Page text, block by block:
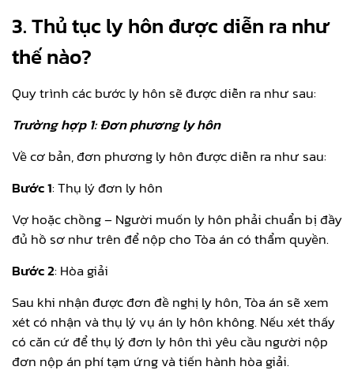
3.Thủ tục ly hôn được diễn ra như
thế nào?
Quy trình các bước ly hôn sẽ được diễn ra như sau:
Trường hợp 1: Đơn phương ly hôn
Về cơ bản, đơn phương ly hôn được diễn ra như sau:
Bước 1: Thụ lý đơn ly hôn
Vợ hoặc chồng – Người muốn ly hôn phải chuẩn bị đầy
đủ hồ sơ như trên để nộp cho Tòa án có thẩm quyền.
Bước 2: Hòa giải
Sau khi nhận được đơn đề nghị ly hôn, Tòa án sẽ xem
xét có nhận và thụ lý vụ án ly hôn không. Nếu xét thấy
có căn cứ để thụ lý đơn ly hôn thì yêu cầu người nộp
đơn nộp án phí tạm ứng và tiến hành hòa giải.